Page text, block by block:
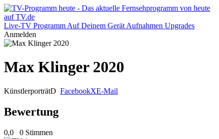
Live-TV Programm Auf Deinem Gerät Aufnahmen Upgrades
Anmelden
Max Klinger 2020
KünstlerporträtD FacebookXE-Mail
Bewertung
0,0 0 Stimmen